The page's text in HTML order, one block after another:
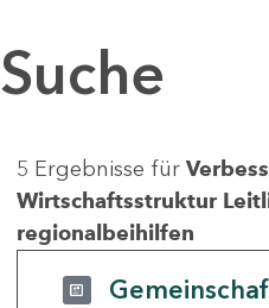
Suche
5 Ergebnisse für
Wirtschaftsstruktur
regionalbeihilfen